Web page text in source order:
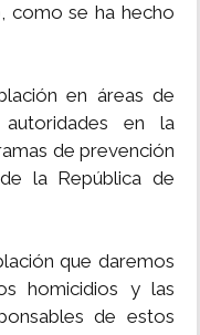
como se ha hecho
en áreas de
en la
de prevención
la República de
que daremos
homicidios y las
de estos